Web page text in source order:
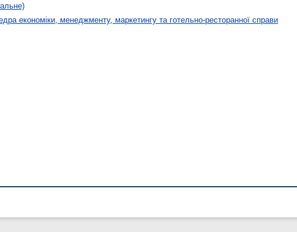
економіки, менеджменту, маркетингу та готельно-ресторанної справи